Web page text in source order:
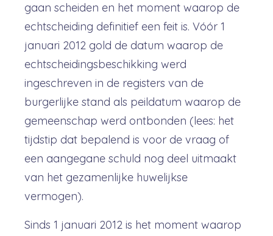
gaan scheiden en het moment waarop de
echtscheiding definitief een feit is. Vóór 1
januari 2012 gold de datum waarop de
echtscheidingsbeschikking werd
ingeschreven in de registers van de
burgerlijke stand als peildatum waarop de
gemeenschap werd ontbonden (lees: het
tijdstip dat bepalend is voor de vraag of
een aangegane schuld nog deel uitmaakt
van het gezamenlijke huwelijkse
vermogen).
Sinds 1 januari 2012 is het moment waarop